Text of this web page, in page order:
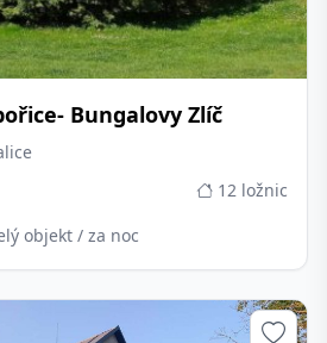
Bungalovy Zlíč
12 ložnic
objekt / za noc